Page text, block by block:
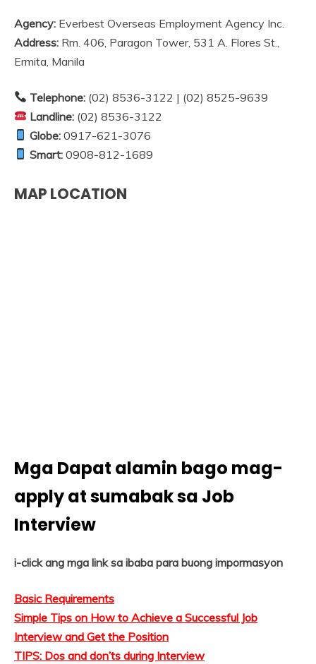
Agency: Everbest Overseas Employment Agency Inc.
Address: Rm. 406, Paragon Tower, 531 A. Flores St.,
Ermita, Manila
Telephone: (02) 8536-3122 | (02) 8525-9639
Landline: (02) 8536-3122
Globe: 0917-621-3076
Smart: 0908-812-1689
MAP LOCATION
Mga Dapat alamin bago mag-
apply at sumabak sa Job
Interview
i-click ang mga link sa ibaba para buong impormasyon
Basic Requirements
Simple Tips on How to Achieve a Successful Job
Interview and Get the Position
TIPS: Dos and don’ts during Interview